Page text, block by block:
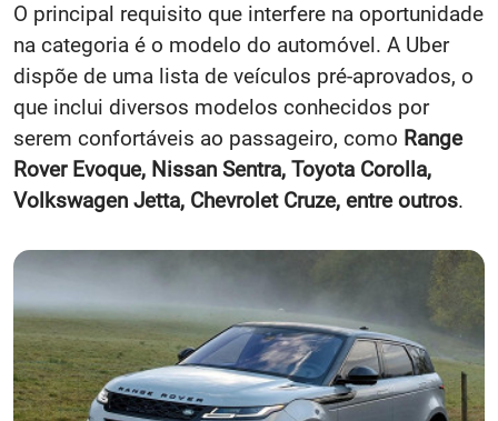
O principal requisito que interfere na oportunidade
na categoria é o modelo do automóvel. A Uber
dispõe de uma lista de veículos pré-aprovados, o
que inclui diversos modelos conhecidos por
serem confortáveis ao passageiro, como Range
Rover Evoque, Nissan Sentra, Toyota Corolla,
Volkswagen Jetta, Chevrolet Cruze, entre outros.